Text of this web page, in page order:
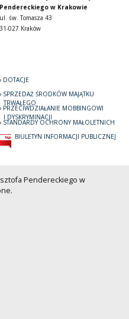
Pendereckiego w Krakowie
ul. św. Tomasza 43
31-027 Kraków
DOTACJE
SPRZEDAŻ ŚRODKÓW MAJĄTKU
TRWAŁEGO
PRZECIWDZIAŁANIE MOBBINGOWI
I DYSKRYMINACJI
STANDARDY OCHRONY MAŁOLETNICH
BIULETYN INFORMACJI PUBLICZNEJ
Pendereckiego w